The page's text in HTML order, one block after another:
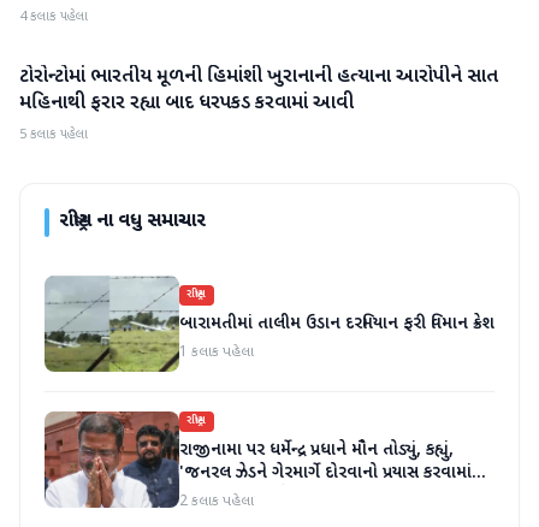
4 કલાક પહેલા
રાષ્ટ્રીય
ટોરોન્ટોમાં ભારતીય મૂળની હિમાંશી ખુરાનાની હત્યાના આરોપીને સાત
મહિનાથી ફરાર રહ્યા બાદ ધરપકડ કરવામાં આવી
5 કલાક પહેલા
રાષ્ટ્રીયના વધુ સમાચાર
રાષ્ટ્રીય
બારામતીમાં તાલીમ ઉડાન દરમિયાન ફરી વિમાન ક્રેશ
1 કલાક પહેલા
રાષ્ટ્રીય
રાજીનામા પર ધર્મેન્દ્ર પ્રધાને મૌન તોડ્યું, કહ્યું,
'જનરલ ઝેડને ગેરમાર્ગે દોરવાનો પ્રયાસ કરવામાં
આવ્યો, મારા માટે પદ મહત્વનું નથી'
2 કલાક પહેલા